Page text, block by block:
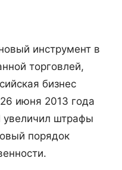
инструмент в
торговлей,
бизнес
июня 2013 года
штрафы
порядок